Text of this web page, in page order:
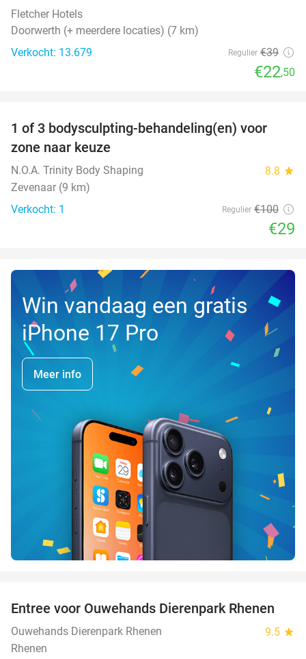
Fletcher Hotels
Doorwerth (+ meerdere locaties) (7 km)
Verkocht: 13.679
Regulier €39
€22,50
71%
TODAY
1 of 3 bodysculpting-behandeling(en) voor
zone naar keuze
N.O.A. Trinity Body Shaping 8.8 star
Zevenaar (9 km)
Verkocht: 1
Regulier €100
€29
Win vandaag een gratis
iPhone 17 Pro
Meer info
19%
Entree voor Ouwehands Dierenpark Rhenen
Ouwehands Dierenpark Rhenen 9.5 star
Rhenen